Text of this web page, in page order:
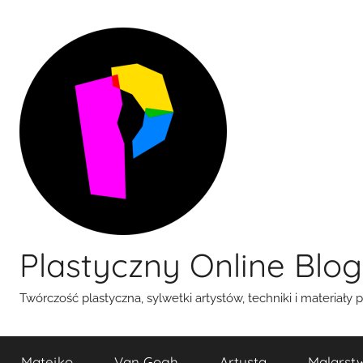
Plastyczny Online Blog
Twórczość plastyczna, sylwetki artystów, techniki i materiały